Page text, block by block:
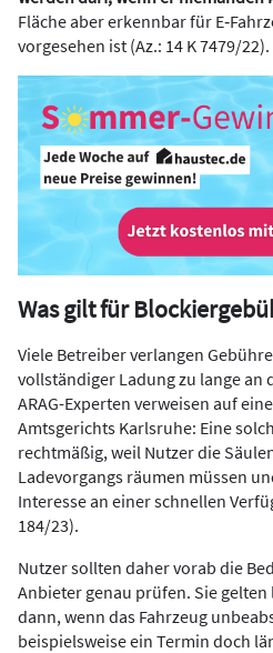
Fläche aber erkennbar für
vorgesehen ist (Az.: 14 K 7479/22).
Was gilt für
Viele Betreiber verlangen
vollständiger Ladung zu lange an
ARAG-Experten verweisen auf
Amtsgerichts Karlsruhe: Eine
rechtmäßig, weil Nutzer die
Ladevorgangs räumen müssen
Interesse an einer schnellen
184/23).
Nutzer sollten daher vorab die
Anbieter genau prüfen. Sie gelten
dann, wenn das Fahrzeug
beispielsweise ein Termin doch